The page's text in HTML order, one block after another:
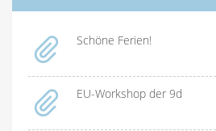
Schöne Ferien!
EU-Workshop der 9d